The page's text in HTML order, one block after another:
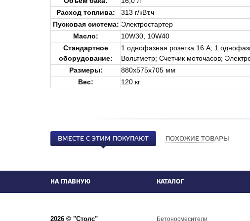
Расход топлива:
313 г/кВт.ч
Пусковая система: Электростартер
Масло:
10W30, 10W40
Стандартное
оборудование:
1 однофазная розетка 16 A; 1
Вольтметр; Счетчик моточасов;
Размеры:
880х575х705 мм
Вес:
120 кг
ВМЕСТЕ С ЭТИМ ПОКУПАЮТ ПОХОЖИЕ ТОВАРЫ
НА ГЛАВНУЮ КАТАЛОГ
2026 © "Столс" Бетоносмесители